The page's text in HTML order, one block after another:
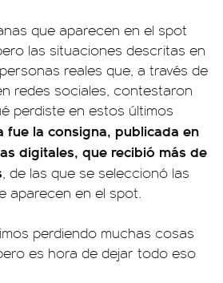
que aparecen en el spot
las situaciones descritas en
reales que, a través de
redes sociales, contestaron
perdiste en estos últimos
fue la consigna, publicada en
digitales, que recibió más de
, de las que se seleccionó las
aparecen en el spot.
perdiendo muchas cosas
es hora de dejar todo eso